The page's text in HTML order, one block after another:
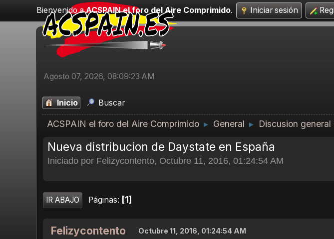
Bienvenido aACSPAIN el foro del Aire Comprimido. Iniciar sesión
Agosto 07, 2026, 08:09:23 AM
Inicio Buscar
ACSPAIN el foro del Aire Comprimido ► General ► Discusion
Nueva distribucion de Daystate en España
Iniciado por Felizycontento, Octubre 11, 2016, 01:24:54 AM
IR ABAJO Páginas 1
Felizycontento Octubre 11, 2016, 01:24:54 AM